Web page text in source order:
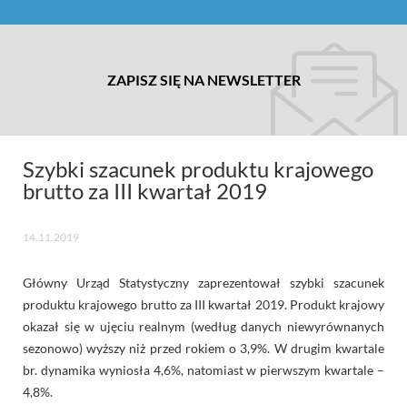
ZAPISZ SIĘ NA NEWSLETTER
Szybki szacunek produktu krajowego
brutto za III kwartał 2019
14.11.2019
Główny Urząd Statystyczny zaprezentował szybki szacunek
produktu krajowego brutto za III kwartał 2019. Produkt krajowy
okazał się w ujęciu realnym (według danych niewyrównanych
sezonowo) wyższy niż przed rokiem o 3,9%. W drugim kwartale
br. dynamika wyniosła 4,6%, natomiast w pierwszym kwartale –
4,8%.